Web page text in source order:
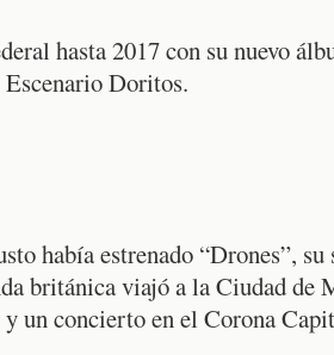
hasta 2017 con su nuevo
Doritos.
había estrenado “Drones”,
británica viajó a la Ciudad de
un concierto en el Corona